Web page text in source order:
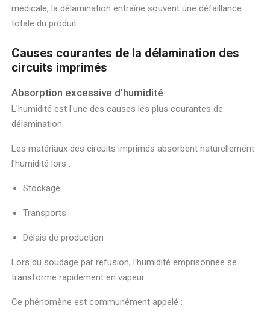
médicale, la délamination entraîne souvent une défaillance
totale du produit.
Causes courantes de la délamination des
circuits imprimés
Absorption excessive d'humidité
L'humidité est l'une des causes les plus courantes de
délamination.
Les matériaux des circuits imprimés absorbent naturellement
l'humidité lors :
Stockage
Transports
Délais de production
Lors du soudage par refusion, l'humidité emprisonnée se
transforme rapidement en vapeur.
Ce phénomène est communément appelé :